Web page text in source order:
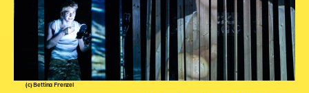
(c) Bettina Frenzel